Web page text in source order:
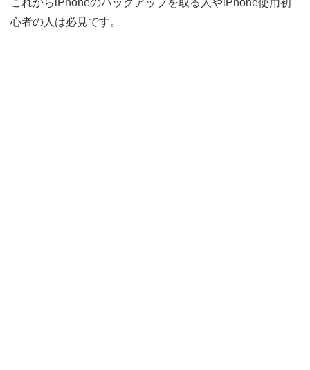
これからiPhoneのバックアップを取る人やiPhone使用初
心者の人は必見です。